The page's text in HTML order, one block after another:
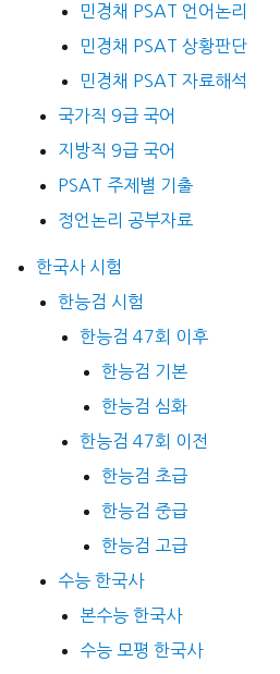
민경채 PSAT 언어논리
민경채 PSAT 상황판단
민경채 PSAT 자료해석
국가직 9급 국어
지방직 9급 국어
PSAT 주제별 기출
정언논리 공부자료
한국사 시험
한능검 시험
한능검 47회 이후
한능검 기본
한능검 심화
한능검 47회 이전
한능검 초급
한능검 중급
한능검 고급
수능 한국사
본수능 한국사
수능 모평 한국사